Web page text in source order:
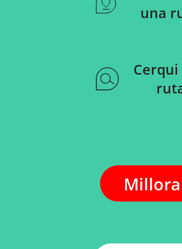
una
Cerqui